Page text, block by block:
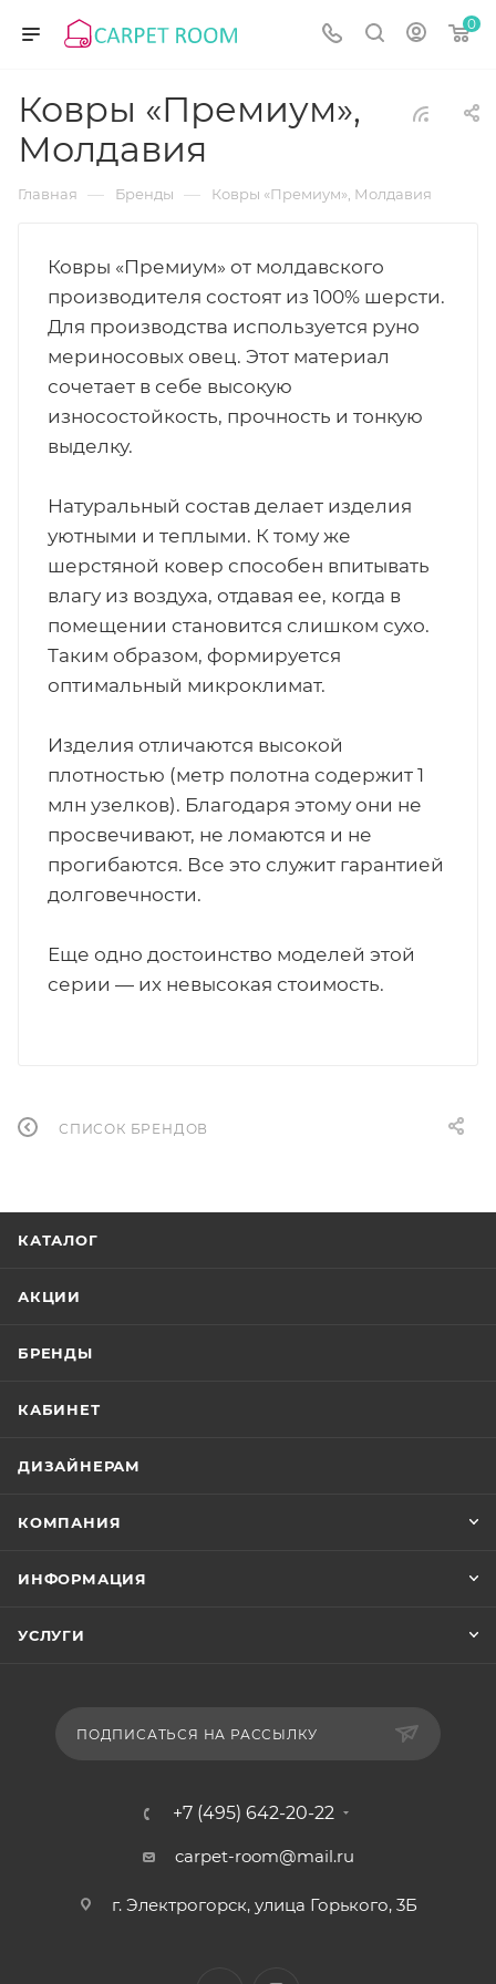
0
Ковры «Премиум»,
Молдавия
Главная — Бренды — Ковры «Премиум», Молдавия
Ковры «Премиум» от молдавского
производителя состоят из 100% шерсти.
Для производства используется руно
мериносовых овец. Этот материал
сочетает в себе высокую
износостойкость, прочность и тонкую
выделку.
Натуральный состав делает изделия
уютными и теплыми. К тому же
шерстяной ковер способен впитывать
влагу из воздуха, отдавая ее, когда в
помещении становится слишком сухо.
Таким образом, формируется
оптимальный микроклимат.
Изделия отличаются высокой
плотностью (метр полотна содержит 1
млн узелков). Благодаря этому они не
просвечивают, не ломаются и не
прогибаются. Все это служит гарантией
долговечности.
Еще одно достоинство моделей этой
серии — их невысокая стоимость.
СПИСОК БРЕНДОВ
КАТАЛОГ
АКЦИИ
БРЕНДЫ
КАБИНЕТ
ДИЗАЙНЕРАМ
КОМПАНИЯ
ИНФОРМАЦИЯ
УСЛУГИ
ПОДПИСАТЬСЯ НА РАССЫЛКУ
+7 (495) 642-20-22
carpet-room@mail.ru
г. Электрогорск, улица Горького, 3Б